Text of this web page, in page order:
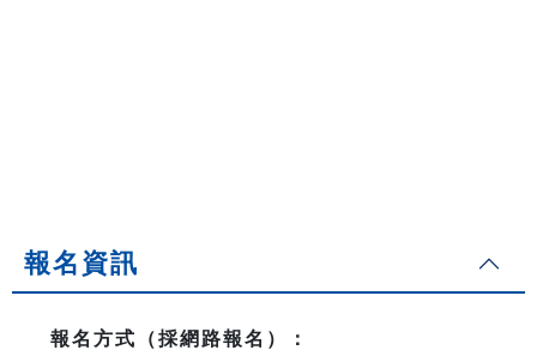
報名資訊
報名方式（採網路報名） ：